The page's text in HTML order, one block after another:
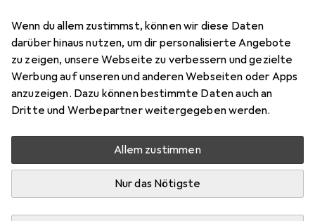
Wenn du allem zustimmst, können wir diese Daten
darüber hinaus nutzen, um dir personalisierte Angebote
zu zeigen, unsere Webseite zu verbessern und gezielte
Werbung auf unseren und anderen Webseiten oder Apps
anzuzeigen. Dazu können bestimmte Daten auch an
Dritte und Werbepartner weitergegeben werden.
Allem zustimmen
Nur das Nötigste
Preis in EUR inkl. MwSt.
7
Bewertungen Marke
Mehr von Blackroll
Zwischen Di, 11.8. und Mi, 12.8. geliefert
Nur 4 Stück an Lager beim Drittanbieter
Lieferort angeben für genaue Lieferzeit